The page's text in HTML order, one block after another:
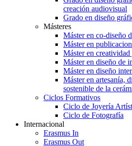
creación audiovisual
Grado en diseño
Másteres
Máster en co-diseño
Máster en
Máster en
Máster en diseño de
Máster en diseño
Máster en artesanía,
sostenible de la
Ciclos Formativos
Ciclo de Joyería
Ciclo de Fotografía
Internacional
Erasmus In
Erasmus Out